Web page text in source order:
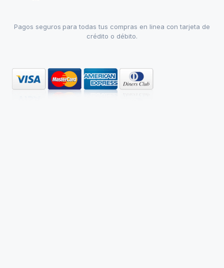
Pagos seguros para todas tus compras en linea con tarjeta de
crédito o débito.